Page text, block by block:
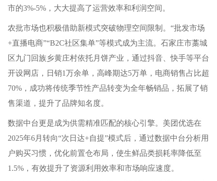
市的3%-5%，大大提高了运营效率和利润空间。
农批市场也积极借助新模式突破物理空间限制。“批发市场
+直播电商”“B2C社区集单”等模式成为主流。石家庄市藁城
区九门回族乡黄庄村依托月饼产业，通过抖音、快手等平台
开设网店，日销1万余单，高峰期达5万单，电商销售占比超
70%，成功将传统季节性产品转变为全年畅销品，拓展了销
售渠道，提升了品牌知名度。
数据中台更是成为供需精准匹配的核心引擎。美团优选在
2025年6月转向“次日达+自提”模式后，通过数据中台分析用
户购买习惯，优化前置仓布局，使生鲜品类损耗率降低至
1.5%，有效提升了资源利用效率和市场响应速度。